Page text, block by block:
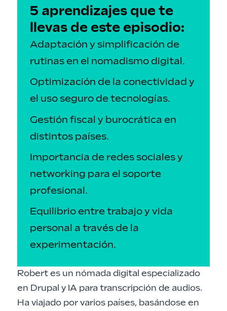
5 aprendizajes que te
llevas de este episodio:
Adaptación y simplificación de
rutinas en el nomadismo digital.
Optimización de la conectividad y
el uso seguro de tecnologías.
Gestión fiscal y burocrática en
distintos países.
Importancia de redes sociales y
networking para el soporte
profesional.
Equilibrio entre trabajo y vida
personal a través de la
experimentación.
Robertes un nómada digital especializado
en Drupal y IA para transcripción de audios.
Ha viajado por varios países, basándose en